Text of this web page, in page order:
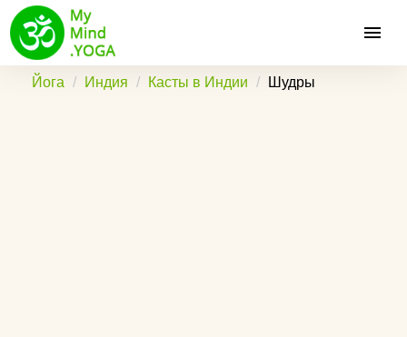
Йога Индия Касты в Индии Шудры